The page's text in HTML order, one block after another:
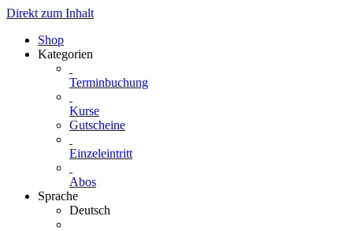
Direkt zum Inhalt
Shop
Kategorien
Terminbuchung
Kurse
Gutscheine
Einzeleintritt
Abos
Sprache
Deutsch